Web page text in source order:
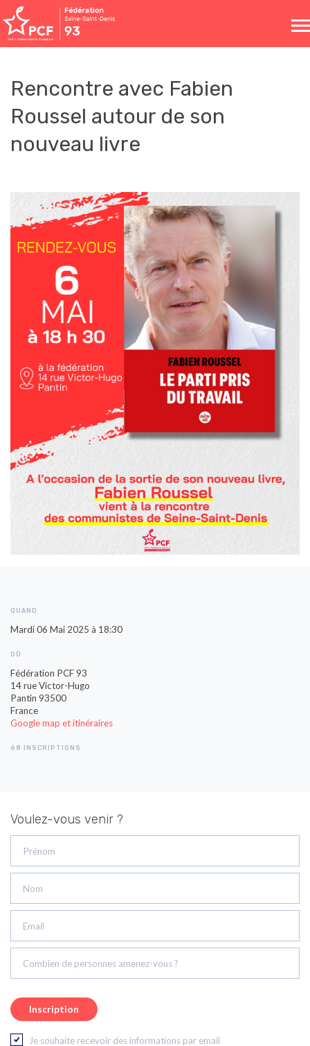
Toggle
Rencontre avec Fabien
Roussel autour de son
nouveau livre
QUAND
Mardi 06 Mai 2025 à 18:30
OÙ
Fédération PCF 93
14 rue Victor-Hugo
Pantin 93500
France
Google map et itinéraires
68 INSCRIPTIONS
Voulez-vous venir ?
Prénom
Nom
Email
Combien de personnes amenez-vous ?
Je souhaite recevoir des informations par email